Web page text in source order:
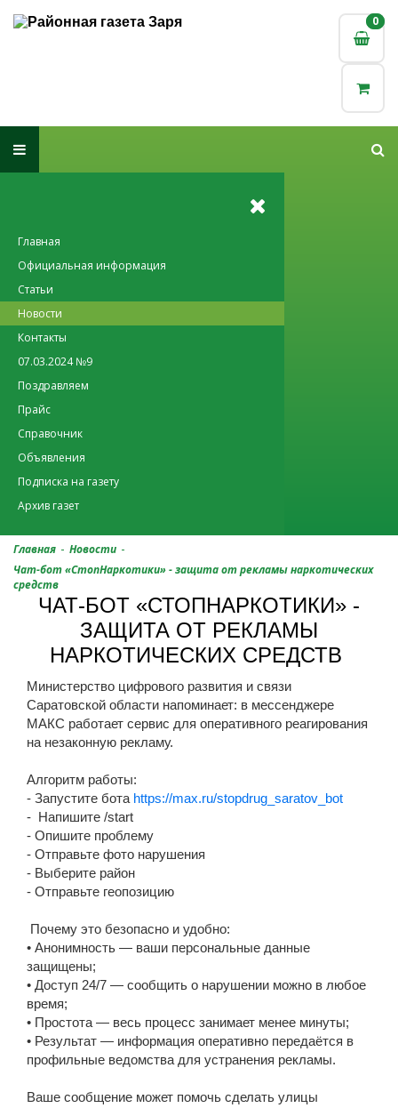
0
0
Главная
Официальная информация
Статьи
Новости
Контакты
07.03.2024 №9
Поздравляем
Прайс
Справочник
Объявления
Подписка на газету
Архив газет
Главная - Новости -
Чат-бот «СтопНаркотики» - защита от рекламы наркотических
средств
ЧАТ-БОТ «СТОПНАРКОТИКИ» -
ЗАЩИТА ОТ РЕКЛАМЫ
НАРКОТИЧЕСКИХ СРЕДСТВ
Министерство цифрового развития и связи
Саратовской области напоминает: в мессенджере
МАКС работает сервис для оперативного реагирования
на незаконную рекламу.
Алгоритм работы:
- Запустите бота https://max.ru/stopdrug_saratov_bot
- Напишите /start
- Опишите проблему
- Отправьте фото нарушения
- Выберите район
- Отправьте геопозицию
Почему это безопасно и удобно:
• Анонимность — ваши персональные данные
защищены;
• Доступ 24/7 — сообщить о нарушении можно в любое
время;
• Простота — весь процесс занимает менее минуты;
• Результат — информация оперативно передаётся в
профильные ведомства для устранения рекламы.
Ваше сообщение может помочь сделать улицы